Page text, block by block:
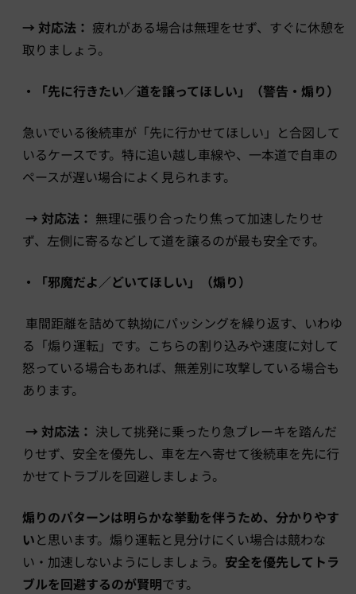
→ 対応法： 疲れがある場合は無理をせず、すぐに休憩を
取りましょう。
・「先に行きたい／道を譲ってほしい」（警告・煽り）
急いでいる後続車が「先に行かせてほしい」と合図して
いるケースです。特に追い越し車線や、一本道で自車の
ペースが遅い場合によく見られます。
→ 対応法： 無理に張り合ったり焦って加速したりせ
ず、左側に寄るなどして道を譲るのが最も安全です。
・「邪魔だよ／どいてほしい」（煽り）
車間距離を詰めて執拗にパッシングを繰り返す、いわゆ
る「煽り運転」です。こちらの割り込みや速度に対して
怒っている場合もあれば、無差別に攻撃している場合も
あります。
→ 対応法： 決して挑発に乗ったり急ブレーキを踏んだ
りせず、安全を優先し、車を左へ寄せて後続車を先に行
かせてトラブルを回避しましょう。
煽りのパターンは明らかな挙動を伴うため、分かりやす
いと思います。煽り運転と見分けにくい場合は競わな
い・加速しないようにしましょう。 安全を優先してトラ
ブルを回避するのが賢明です。